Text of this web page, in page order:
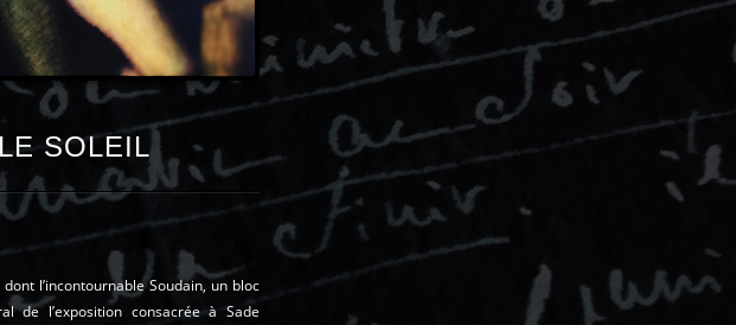
SOLEIL
l’incontournable Soudain, un bloc
de l’exposition consacrée à Sade